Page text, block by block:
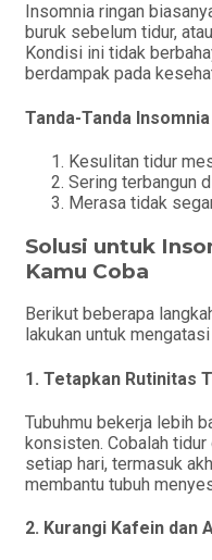
Insomnia ringan
buruk sebelum tidur,
Kondisi ini tidak
berdampak pada
Tanda-Tanda
Kesulitan tidur
Sering terbangun
Merasa tidak
Solusi untuk
Kamu Coba
Berikut beberapa
lakukan untuk
1. Tetapkan Rutinitas
Tubuhmu bekerja lebih
konsisten. Cobalah tidur
setiap hari, termasuk
membantu tubuh
2. Kurangi Kafein dan